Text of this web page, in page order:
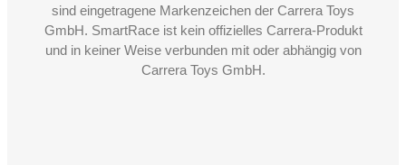
sind eingetragene Markenzeichen der Carrera Toys
GmbH. SmartRace ist kein offizielles Carrera-Produkt
und in keiner Weise verbunden mit oder abhängig von
Carrera Toys GmbH.